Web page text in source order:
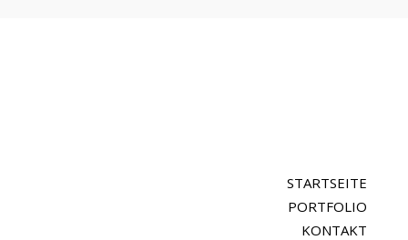
STARTSEITE
PORTFOLIO
KONTAKT